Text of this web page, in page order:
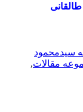
سیدمحمود
مقالات,